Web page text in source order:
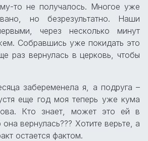
то не получалось. Многое уже
но безрезультатно. Наши
через несколько минут
Собравшись уже покидать это
раз вернулась в церковь, чтобы
забеременела я, а подруга –
еще год моя теперь уже кума
Кто знает, может это ей в
она вернулась??? Хотите верьте, а
остается фактом.